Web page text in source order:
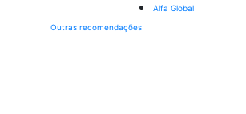
Alfa Global
Outras recomendações